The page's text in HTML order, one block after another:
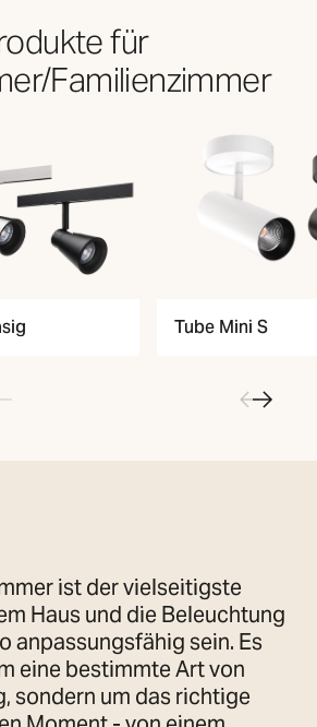
für
Familienzimmer
Tube Mini S
ist der vielseitigste
Haus und die Beleuchtung
anpassungsfähig sein. Es
eine bestimmte Art von
sondern um das richtige